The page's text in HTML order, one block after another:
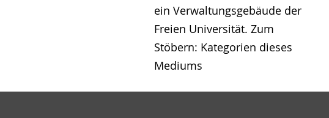
ein Verwaltungsgebäude der
Freien Universität. Zum
Stöbern: Kategorien dieses
Mediums